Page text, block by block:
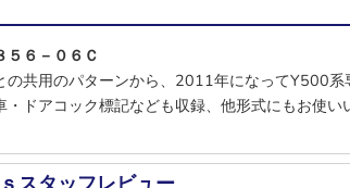
５６－０６Ｃ
の共用のパターンから、2011年になってY500
・ドアコック標記なども収録、他形式にもお使い